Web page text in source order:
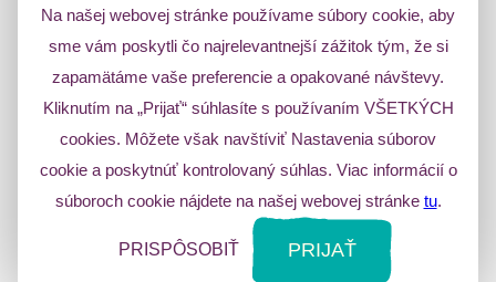
Na našej webovej stránke používame súbory cookie, aby
sme vám poskytli čo najrelevantnejší zážitok tým, že si
zapamätáme vaše preferencie a opakované návštevy.
Kliknutím na „Prijať“ súhlasíte s používaním VŠETKÝCH
cookies. Môžete však navštíviť Nastavenia súborov
cookie a poskytnúť kontrolovaný súhlas. Viac informácií o
súboroch cookie nájdete na našej webovej stránke tu.
PRISPÔSOBIŤ PRIJAŤ